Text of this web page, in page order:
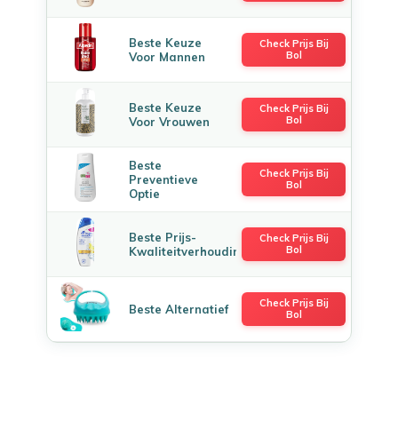
Beste Keuze
Voor Mannen
Check Prijs Bij
Bol
Beste Keuze
Voor Vrouwen
Check Prijs Bij
Bol
Beste
Preventieve
Optie
Check Prijs Bij
Bol
Beste Prijs-
Kwaliteitverhouding
Check Prijs Bij
Bol
Beste Alternatief
Check Prijs Bij
Bol